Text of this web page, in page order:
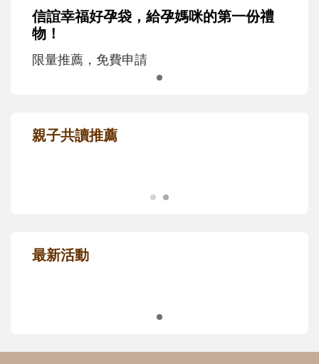
信誼幸福好孕袋，給孕媽咪的第一份禮
物！
限量推薦，免費申請
親子共讀推薦
最新活動